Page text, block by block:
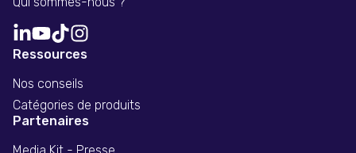
Ressources
Nos conseils
Catégories de produits
Partenaires
Media Kit - Presse